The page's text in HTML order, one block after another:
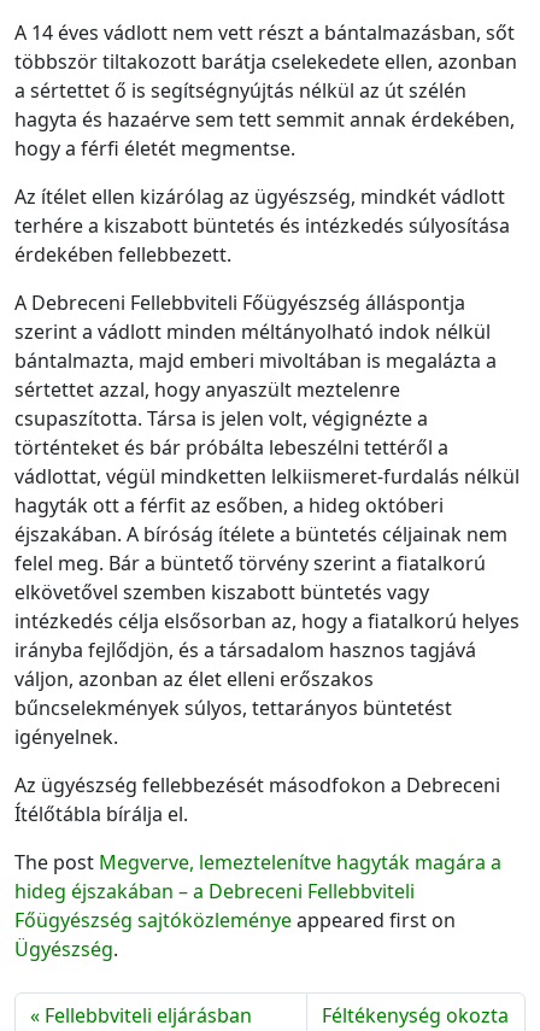
A 14 éves vádlott nem vett részt a bántalmazásban, sőt
többször tiltakozott barátja cselekedete ellen, azonban
a sértettet ő is segítségnyújtás nélkül az út szélén
hagyta és hazaérve sem tett semmit annak érdekében,
hogy a férfi életét megmentse.
Az ítélet ellen kizárólag az ügyészség, mindkét vádlott
terhére a kiszabott büntetés és intézkedés súlyosítása
érdekében fellebbezett.
A Debreceni Fellebbviteli Főügyészség álláspontja
szerint a vádlott minden méltányolható indok nélkül
bántalmazta, majd emberi mivoltában is megalázta a
sértettet azzal, hogy anyaszült meztelenre
csupaszította. Társa is jelen volt, végignézte a
történteket és bár próbálta lebeszélni tettéről a
vádlottat, végül mindketten lelkiismeret-furdalás nélkül
hagyták ott a férfit az esőben, a hideg októberi
éjszakában. A bíróság ítélete a büntetés céljainak nem
felel meg. Bár a büntető törvény szerint a fiatalkorú
elkövetővel szemben kiszabott büntetés vagy
intézkedés célja elsősorban az, hogy a fiatalkorú helyes
irányba fejlődjön, és a társadalom hasznos tagjává
váljon, azonban az élet elleni erőszakos
bűncselekmények súlyos, tettarányos büntetést
igényelnek.
Az ügyészség fellebbezését másodfokon a Debreceni
Ítélőtábla bírálja el.
The post Megverve, lemeztelenítve hagyták magára a
hideg éjszakában – a Debreceni Fellebbviteli
Főügyészség sajtóközleményeappeared first on
Ügyészség.
Fellebbviteli eljárásban Féltékenység okozta